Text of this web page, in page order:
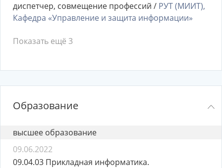
диспетчер, совмещение профессий / РУТ (МИИТ),
Кафедра «Управление и защита информации»
Показать ещё 3
Образование
высшее образование
09.06.2022
09.04.03 Прикладная информатика.